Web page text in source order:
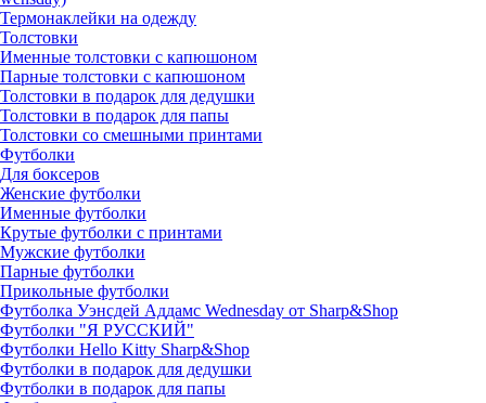
Термонаклейки на одежду
Толстовки
Именные толстовки с капюшоном
Парные толстовки с капюшоном
Толстовки в подарок для дедушки
Толстовки в подарок для папы
Толстовки со смешными принтами
Футболки
Для боксеров
Женские футболки
Именные футболки
Крутые футболки с принтами
Мужские футболки
Парные футболки
Прикольные футболки
Футболка Уэнсдей Аддамс Wednesday от Sharp&Shop
Футболки "Я РУССКИЙ"
Футболки Hello Kitty Sharp&Shop
Футболки в подарок для дедушки
Футболки в подарок для папы